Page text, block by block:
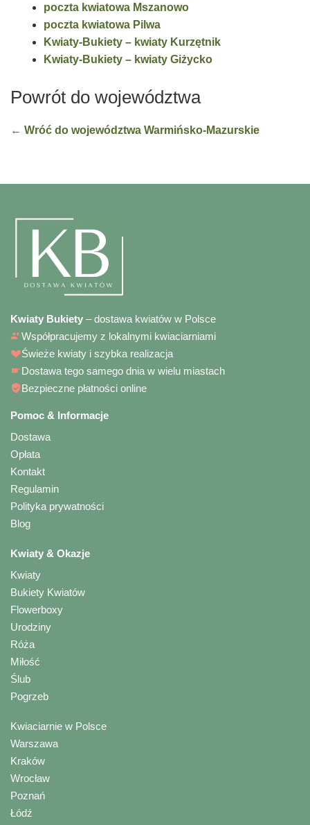
poczta kwiatowa Mszanowo
poczta kwiatowa Pilwa
Kwiaty-Bukiety – kwiaty Kurzętnik
Kwiaty-Bukiety – kwiaty Giżycko
Powrót do województwa
← Wróć do województwa Warmińsko-Mazurskie
Kwiaty Bukiety – dostawa kwiatów w Polsce
Współpracujemy z lokalnymi kwiaciarniami
Świeże kwiaty i szybka realizacja
Dostawa tego samego dnia w wielu miastach
Bezpieczne płatności online
Pomoc & Informacje
Dostawa
Opłata
Kontakt
Regulamin
Polityka prywatności
Blog
Kwiaty & Okazje
Kwiaty
Bukiety Kwiatów
Flowerboxy
Urodziny
Róża
Miłość
Ślub
Pogrzeb
Kwiaciarnie w Polsce
Warszawa
Kraków
Wrocław
Poznań
Łódź